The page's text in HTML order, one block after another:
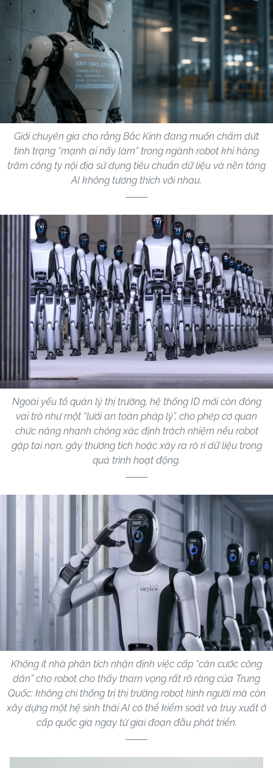
Giới chuyên gia cho rằng Bắc Kinh đang muốn chấm dứt
tình trạng “mạnh ai nấy làm” trong ngành robot khi hàng
trăm công ty nội địa sử dụng tiêu chuẩn dữ liệu và nền tảng
AI không tương thích với nhau.
Ngoài yếu tố quản lý thị trường, hệ thống ID mới còn đóng
vai trò như một “lưới an toàn pháp lý”, cho phép cơ quan
chức năng nhanh chóng xác định trách nhiệm nếu robot
gặp tai nạn, gây thương tích hoặc xảy ra rò rỉ dữ liệu trong
quá trình hoạt động.
Không ít nhà phân tích nhận định việc cấp “căn cước công
dân” cho robot cho thấy tham vọng rất rõ ràng của Trung
Quốc: không chỉ thống trị thị trường robot hình người mà còn
xây dựng một hệ sinh thái AI có thể kiểm soát và truy xuất ở
cấp quốc gia ngay từ giai đoạn đầu phát triển.